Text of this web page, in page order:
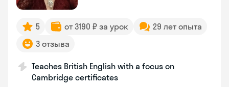
5 от 3190 ₽ за урок
29 лет опыта
3 отзыва
Teaches British English with a focus on
Cambridge certificates